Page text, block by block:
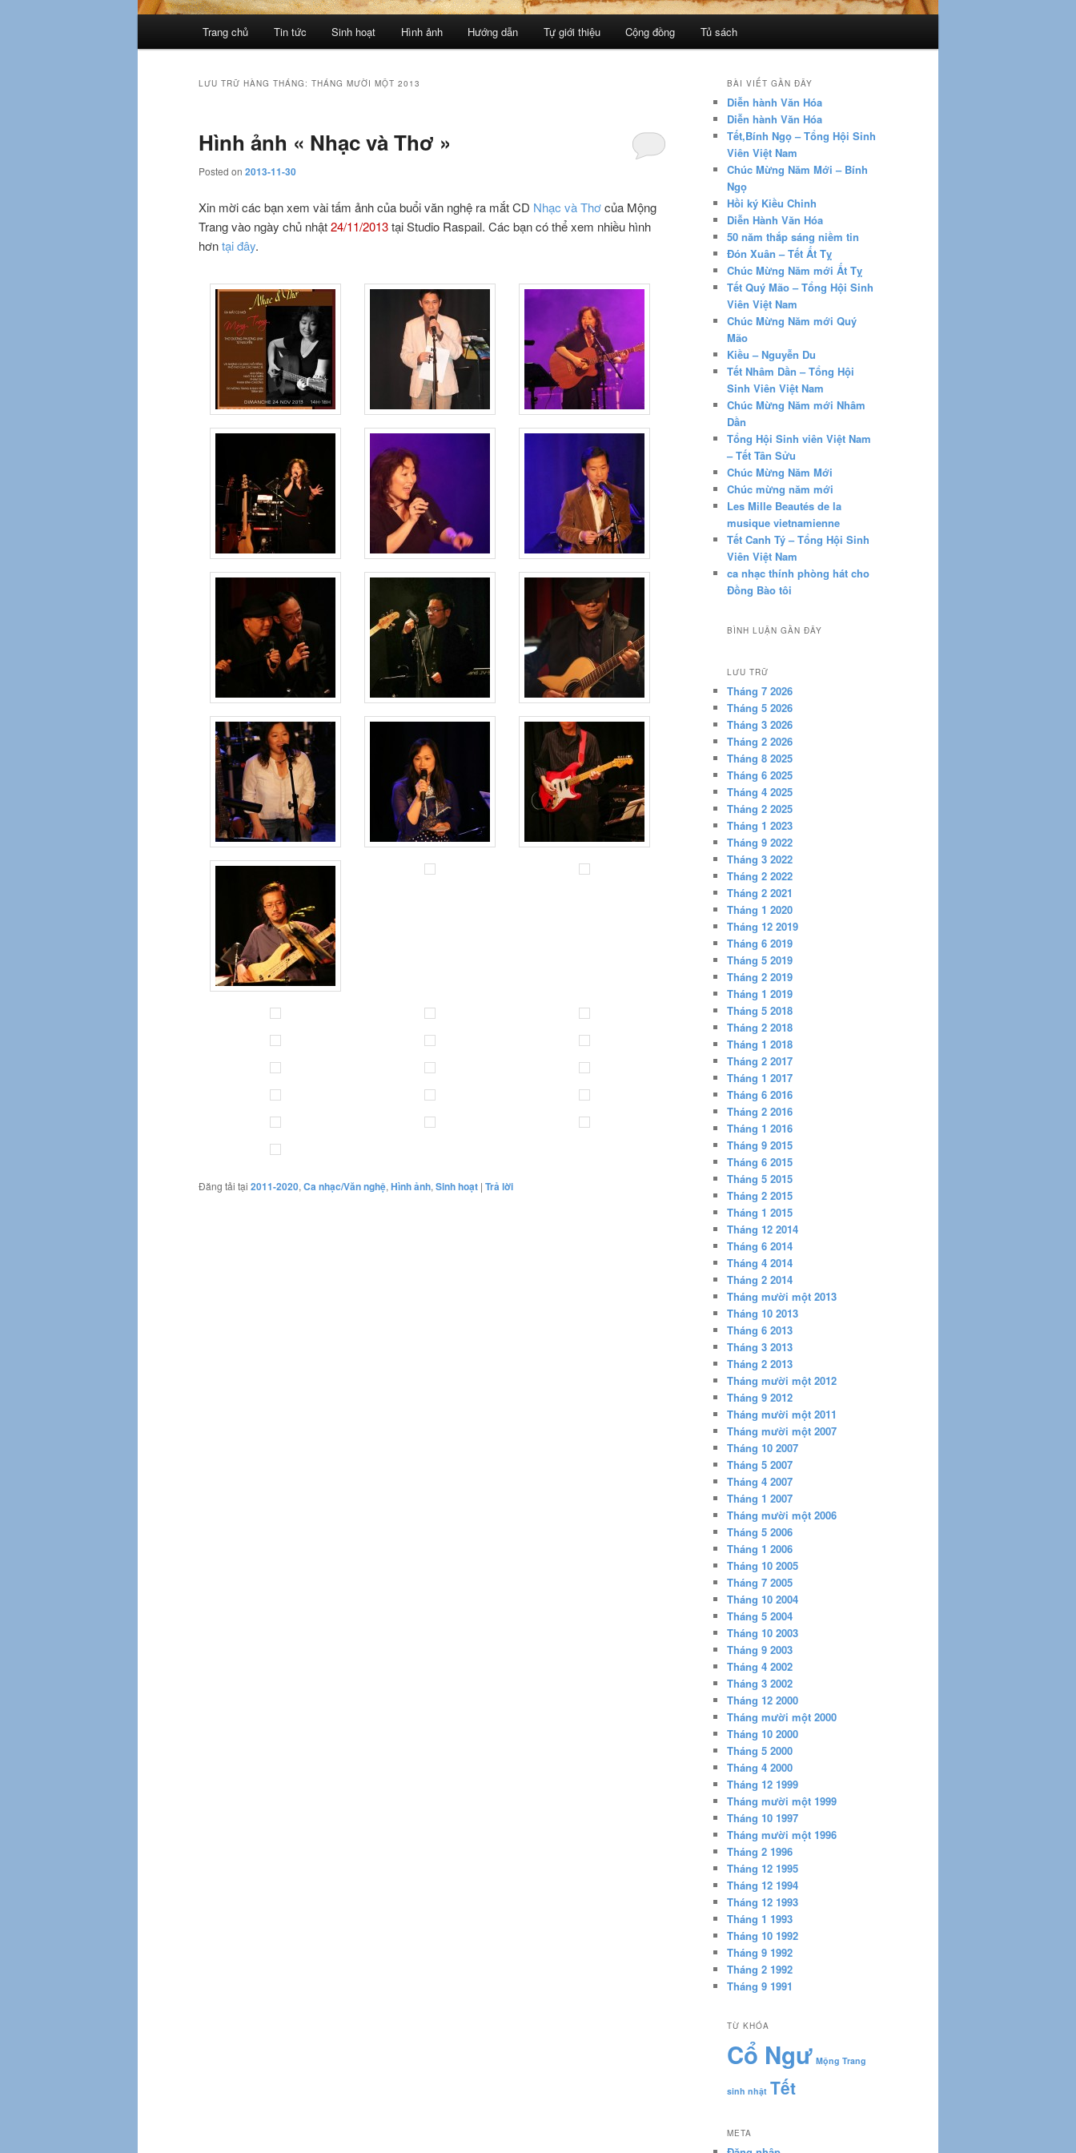
Trang chủ Tin tức Sinh hoạt Hình ảnh Hướng dẫn Tự giới thiệu Cộng đồng Tủ sách
LƯU TRỮ HÀNG THÁNG: THÁNG MƯỜI MỘT 2013
Hình ảnh « Nhạc và Thơ »
Posted on 2013-11-30
Xin mời các bạn xem vài tấm ảnh của buổi văn nghệ ra mắt CD Nhạc và Thơcủa Mộng
Trang vào ngày chủ nhật24/11/2013tại Studio Raspail. Các bạn có thể xem nhiều hình
hơntại đây.
Đăng tải tại 2011-2020, Ca nhạc/Văn nghệ, Hình ảnh, Sinh hoạt | Trả lời
BÀI VIẾT GẦN ĐÂY
Diễn hành Văn Hóa
Diễn hành Văn Hóa
Tết,Bính Ngọ – Tổng Hội Sinh
Viên Việt Nam
Chúc Mừng Năm Mới – Bính
Ngọ
Hồi ký Kiều Chinh
Diễn Hành Văn Hóa
50 năm thắp sáng niềm tin
Đón Xuân – Tết Ất Tỵ
Chúc Mừng Năm mới Ất Tỵ
Tết Quý Mão – Tổng Hội Sinh
Viên Việt Nam
Chúc Mừng Năm mới Quý
Mão
Kiều – Nguyễn Du
Tết Nhâm Dần – Tổng Hội
Sinh Viên Việt Nam
Chúc Mừng Năm mới Nhâm
Dần
Tổng Hội Sinh viên Việt Nam
– Tết Tân Sửu
Chúc Mừng Năm Mới
Chúc mừng năm mới
Les Mille Beautés de la
musique vietnamienne
Tết Canh Tý – Tổng Hội Sinh
Viên Việt Nam
ca nhạc thính phòng hát cho
Đồng Bào tôi
BÌNH LUẬN GẦN ĐÂY
LƯU TRỮ
Tháng 7 2026
Tháng 5 2026
Tháng 3 2026
Tháng 2 2026
Tháng 8 2025
Tháng 6 2025
Tháng 4 2025
Tháng 2 2025
Tháng 1 2023
Tháng 9 2022
Tháng 3 2022
Tháng 2 2022
Tháng 2 2021
Tháng 1 2020
Tháng 12 2019
Tháng 6 2019
Tháng 5 2019
Tháng 2 2019
Tháng 1 2019
Tháng 5 2018
Tháng 2 2018
Tháng 1 2018
Tháng 2 2017
Tháng 1 2017
Tháng 6 2016
Tháng 2 2016
Tháng 1 2016
Tháng 9 2015
Tháng 6 2015
Tháng 5 2015
Tháng 2 2015
Tháng 1 2015
Tháng 12 2014
Tháng 6 2014
Tháng 4 2014
Tháng 2 2014
Tháng mười một 2013
Tháng 10 2013
Tháng 6 2013
Tháng 3 2013
Tháng 2 2013
Tháng mười một 2012
Tháng 9 2012
Tháng mười một 2011
Tháng mười một 2007
Tháng 10 2007
Tháng 5 2007
Tháng 4 2007
Tháng 1 2007
Tháng mười một 2006
Tháng 5 2006
Tháng 1 2006
Tháng 10 2005
Tháng 7 2005
Tháng 10 2004
Tháng 5 2004
Tháng 10 2003
Tháng 9 2003
Tháng 4 2002
Tháng 3 2002
Tháng 12 2000
Tháng mười một 2000
Tháng 10 2000
Tháng 5 2000
Tháng 4 2000
Tháng 12 1999
Tháng mười một 1999
Tháng 10 1997
Tháng mười một 1996
Tháng 2 1996
Tháng 12 1995
Tháng 12 1994
Tháng 12 1993
Tháng 1 1993
Tháng 10 1992
Tháng 9 1992
Tháng 2 1992
Tháng 9 1991
TỪ KHÓA
Cổ Ngư Mộng Trang
sinh nhật Tết
META